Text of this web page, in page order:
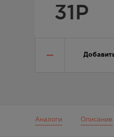
31Р
Аналоги Описание